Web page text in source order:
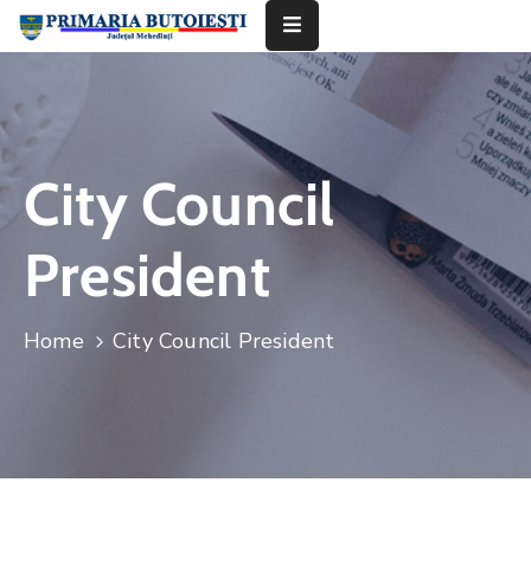
Acasă
Informații
Interes
Public
Contact
City Council
President
Home City Council President